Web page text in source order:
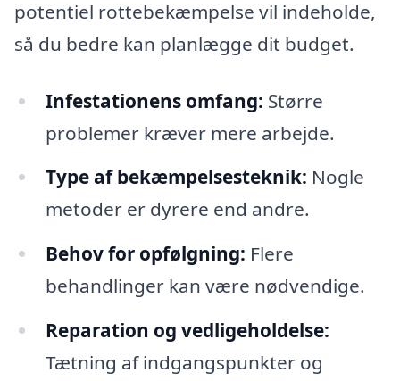
potentiel rottebekæmpelse vil indeholde,
så du bedre kan planlægge dit budget.
Infestationens omfang: Større
problemer kræver mere arbejde.
Type af bekæmpelsesteknik: Nogle
metoder er dyrere end andre.
Behov for opfølgning: Flere
behandlinger kan være nødvendige.
Reparation og vedligeholdelse:
Tætning af indgangspunkter og